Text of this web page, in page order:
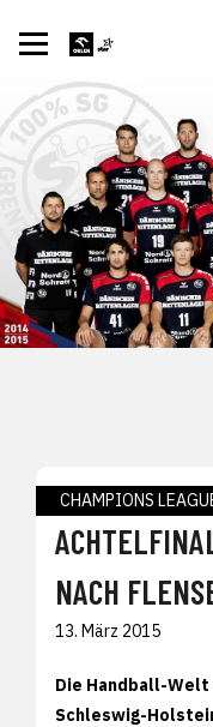
CHAMPIONS
NACH
13. März 2015
Die Handball-Welt
Schleswig-